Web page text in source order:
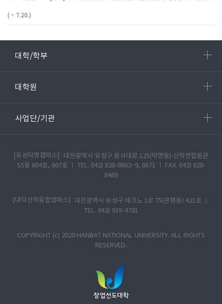
( ~ 7.20.)
대학/학부
대학원
사업단/기관
[유성덕명캠퍼스]
대전광역시 유성구 동서대로 125(덕명동) 산학연협동관
S5동 604호, 607호 ㅣ TEL. 042) 828-8662~9, 8671 ㅣ FAX. 042) 828-
8489
[대덕산학융합캠퍼스]
대전광역시 유성구 테크노 1로 75(관평동) 421호 ㅣ
TEL. 042) 939-4781
COPYRIGHT (c) 2020 HANBAT NATIONAL UNIVERSITY. ALL RIGHTS
RESERVED.